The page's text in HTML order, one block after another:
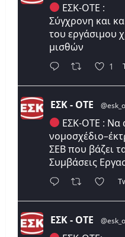
ΕΣΚ-ΟΤΕ :
Σύγχρονη και
του εργάσιμου
μισθών
1
ΕΣΚ - ΟΤΕ
ΕΣΚ-ΟΤΕ : Να
ΣΕΒ που βάζει
Συμβάσεις
ΕΣΚ - ΟΤΕ